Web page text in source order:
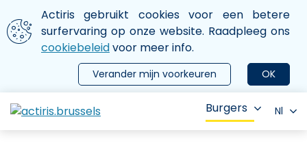
Aller au contenu principal
We gebruiken cookies
Actiris gebruikt cookies voor een betere
surfervaring op onze website. Raadpleeg ons
cookiebeleidvoor meer info.
OK
Verander mijn voorkeuren
le menu
Burgers Nl